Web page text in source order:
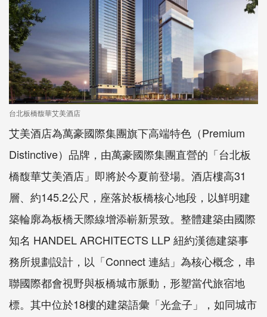
台北板橋馥華艾美酒店
艾美酒店為萬豪國際集團旗下高端特色（Premium
Distinctive）品牌，由萬豪國際集團直營的「台北板
橋馥華艾美酒店」即將於今夏前登場。酒店樓高31
層、約145.2公尺，座落於板橋核心地段，以鮮明建
築輪廓為板橋天際線增添嶄新景致。整體建築由國際
知名 HANDEL ARCHITECTS LLP 紐約漢德建築事
務所規劃設計，以「Connect 連結」為核心概念，串
聯國際都會視野與板橋城市脈動，形塑當代旅宿地
標。其中位於18樓的建築語彙「光盒子」，如同城市